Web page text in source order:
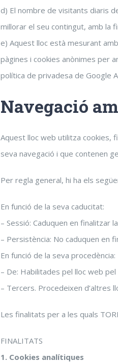
d) El nombre de visitants diaris
millorar el seu contingut, amb la
e) Aquest lloc està mesurant
pàgines i cookies anònimes per
política de privadesa de Google
Navegació
Aquest lloc web utilitza cookies,
seva navegació i que contenen
Per regla general, hi ha els
En funció de la seva caducitat:
– Sessió: Caduquen en finalitzar
– Persistència: No caduquen en
En funció de la seva procedència:
– De: Habilitades pel lloc web pel
– Tercers. Procedeixen d’altres
Les finalitats per a les quals
FINALITATS
1. Cookies analítiques